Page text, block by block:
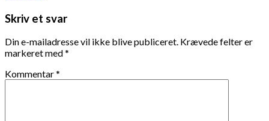
Skriv et svar
Din e-mailadresse vil ikke blive publiceret. Krævede felter er
markeret med*
Kommentar*